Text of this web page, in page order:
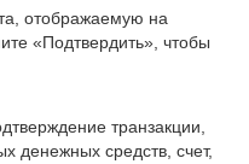
отображаемую на
«Подтвердить», чтобы
транзакции,
денежных средств, счет,